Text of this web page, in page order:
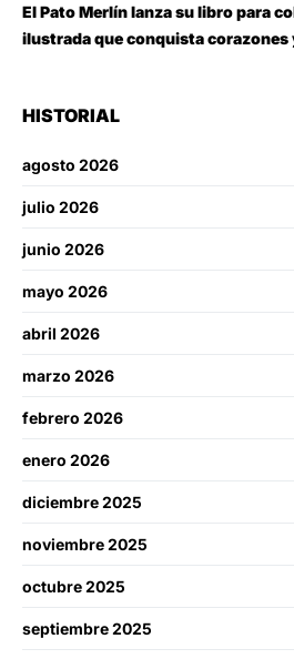
El Pato Merlín lanza su libro para
ilustrada que conquista corazones
HISTORIAL
agosto 2026
julio 2026
junio 2026
mayo 2026
abril 2026
marzo 2026
febrero 2026
enero 2026
diciembre 2025
noviembre 2025
octubre 2025
septiembre 2025